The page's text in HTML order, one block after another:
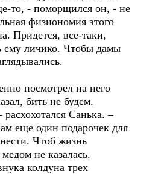
то, - поморщился он, - не
физиономия этого
Придется, все-таки,
ему личико. Чтобы дамы
посмотрел на него
бить не будем.
Санька. –
еще один подарочек для
Чтоб жизнь
не казалась.
колдуна трех